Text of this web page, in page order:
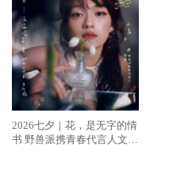
2026七夕｜花，是无字的情
书 野兽派携青春代言人文淇